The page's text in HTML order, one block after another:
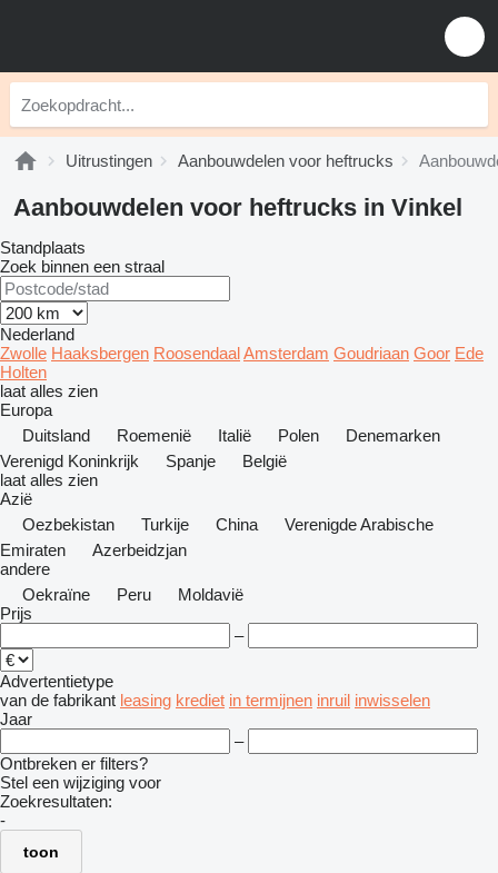
Uitrustingen Aanbouwdelen voor heftrucks
Aanbouwdelen voor heftrucks in Vinkel
Standplaats
Zoek binnen een straal
Nederland
Zwolle Haaksbergen RoosendaalAmsterdam Goudriaan Goor Ede
Holten
laat alles zien
Europa
Duitsland
Roemenië Italië Polen
Denemarken
Verenigd Koninkrijk
Spanje
België
laat alles zien
Azië
Oezbekistan
Turkije China
Verenigde Arabische
Emiraten
Azerbeidzjan
andere
Oekraïne
Peru
Moldavië
Prijs
–
Advertentietype
van de fabrikant leasing krediet in termijnen inruil inwisselen
Jaar
–
Ontbreken er filters?
Stel een wijziging voor
Zoekresultaten:
-
toon